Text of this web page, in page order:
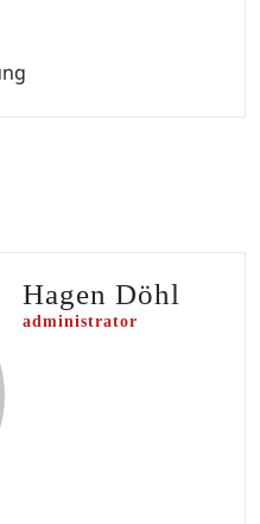
Hagen Döhl
administrator